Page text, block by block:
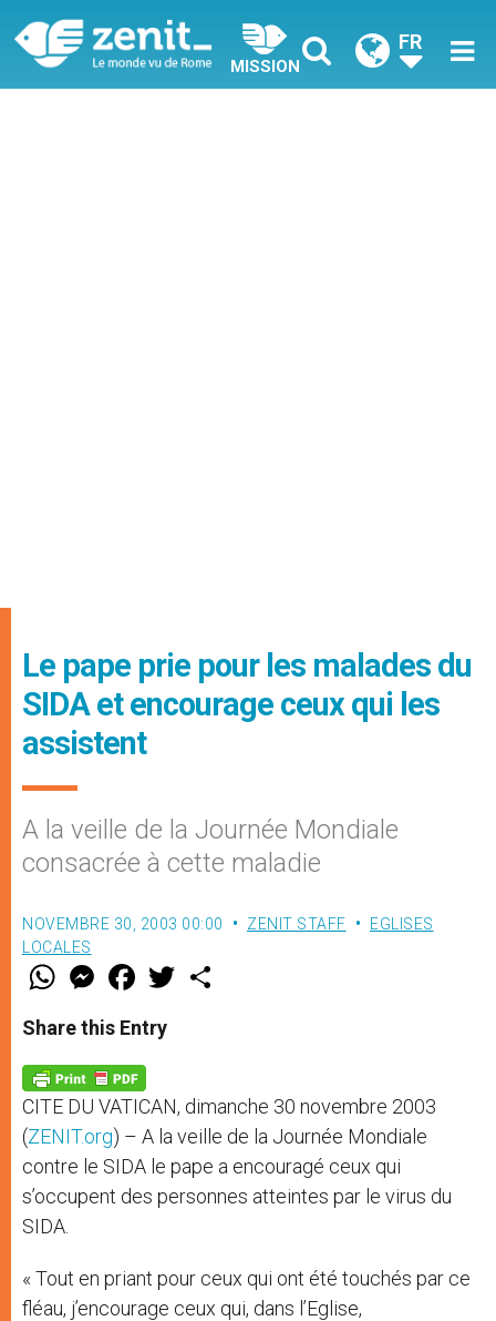
MISSION
FR
Le pape prie pour les malades du
SIDA et encourage ceux qui les
assistent
A la veille de la Journée Mondiale
consacrée à cette maladie
NOVEMBRE 30, 2003 00:00 ZENIT STAFF
EGLISES
LOCALES
W
t
s
p
p
M
e
s
e
g
e
r
F
a
e
b
o
k
w
Share this Entry
CITE DU VATICAN, dimanche 30 novembre 2003
(ZENIT.org) – A la veille de la Journée Mondiale
contre le SIDA le pape a encouragé ceux qui
s’occupent des personnes atteintes par le virus du
SIDA.
« Tout en priant pour ceux qui ont été touchés par ce
fléau, j’encourage ceux qui, dans l’Eglise,